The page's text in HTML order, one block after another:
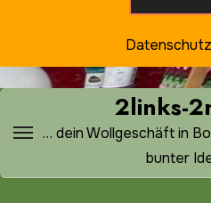
2links-
… dein Wollgeschäft in
bunter